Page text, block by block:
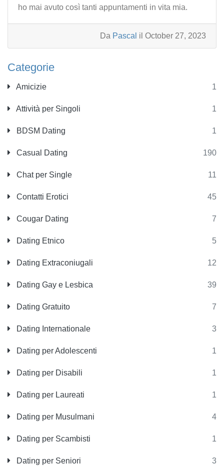
Categorie
Amicizie 1
Attività per Singoli 1
BDSM Dating 1
Casual Dating 190
Chat per Single 11
Contatti Erotici 45
Cougar Dating 7
Dating Etnico 5
Dating Extraconiugali 12
Dating Gay e Lesbica 39
Dating Gratuito 7
Dating Internationale 3
Dating per Adolescenti 1
Dating per Disabili 1
Dating per Laureati 1
Dating per Musulmani 4
Dating per Scambisti 1
Dating per Seniori 3
ho mai avuto così tanti appuntamenti in vita mia.
Da Pascal il October 27, 2023